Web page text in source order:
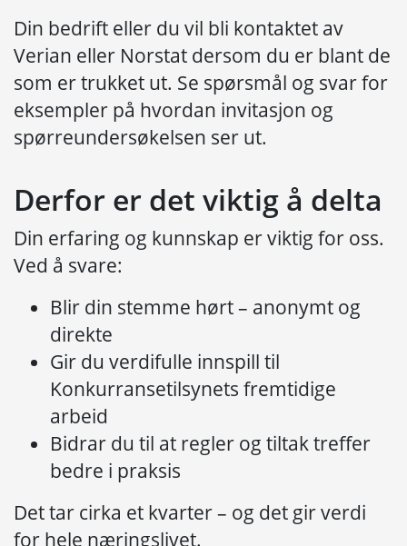
Din bedrift eller du vil bli kontaktet av
Verian eller Norstat dersom du er blant de
som er trukket ut. Se spørsmål og svar for
eksempler på hvordan invitasjon og
spørreundersøkelsen ser ut.
Derfor er det viktig å delta
Din erfaring og kunnskap er viktig for oss.
Ved å svare:
Blir din stemme hørt – anonymt og
direkte
Gir du verdifulle innspill til
Konkurransetilsynets fremtidige
arbeid
Bidrar du til at regler og tiltak treffer
bedre i praksis
Det tar cirka et kvarter – og det gir verdi
for hele næringslivet.